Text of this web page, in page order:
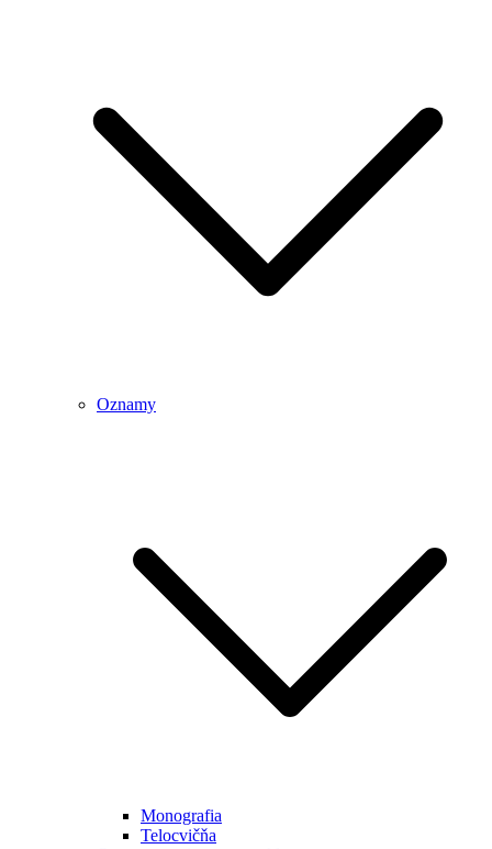
Oznamy
Monografia
Telocvičňa